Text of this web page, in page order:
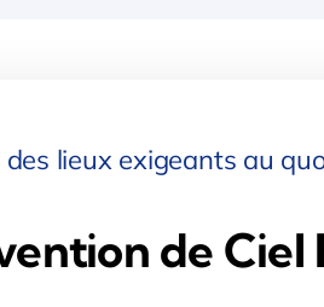
lieux exigeants au
de Ciel